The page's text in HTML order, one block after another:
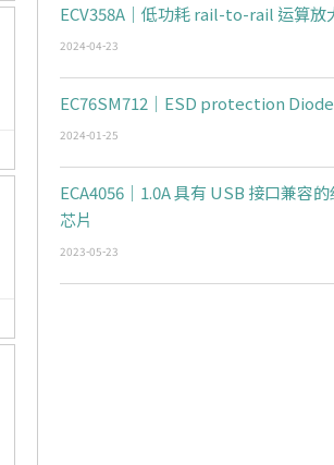
ECV358A｜低功耗 rail-to-rail 运算放
2024-04-23
EC76SM712｜ESD protection Diode
2024-01-25
ECA4056｜1.0A 具有 USB 接口兼容
芯片
2023-05-23